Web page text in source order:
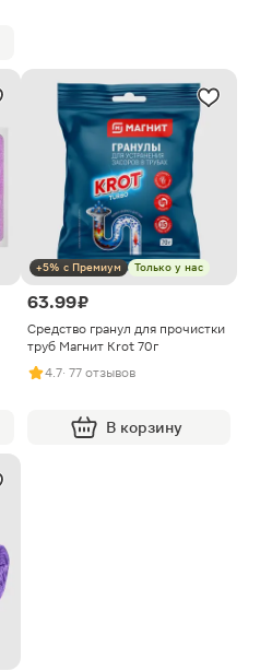
+5% с Премиум Только у нас
63.99 ₽
Средство гранул для прочистки
труб Магнит Krot 70г
4.7· 77 отзывов
В корзину